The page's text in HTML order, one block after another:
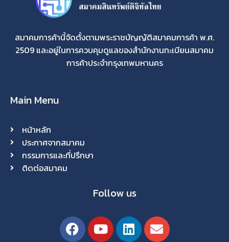
สมาคมการค้านี้จัดตั้งตามพระราชบัญญัติสมาคมการค้า พ.ศ.
2509 และอยู่ในการควบคุมดูแลของสำนักงานทะเบียนสมาคม
การค้าประจำกรุงเทพมหานคร
Main Menu
หน้าหลัก
ประกาศจากสมาคม
กรรมการและที่ปรึกษา
ติดต่อสมาคม
Follow us